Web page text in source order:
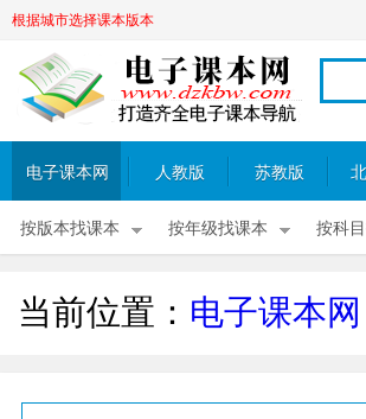
根据城市选择课本版本
电子课本网 人教版 苏教版
按版本找课本 按年级找课本 按科
当前位置： 电子课本网